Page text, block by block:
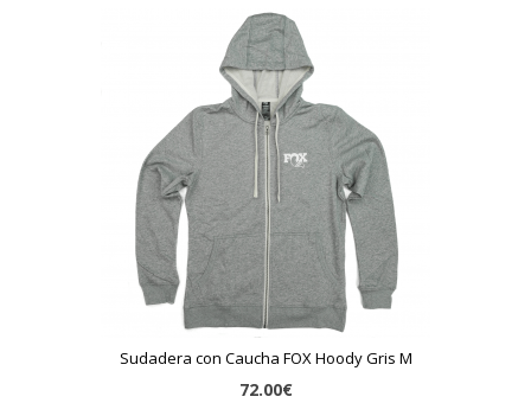
Sudadera con Caucha FOX Hoody Gris M
72.00€